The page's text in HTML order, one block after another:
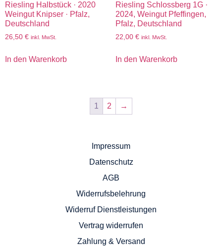
Riesling Halbstück · 2020
Weingut Knipser · Pfalz,
Deutschland
26,50 € inkl. MwSt.
In den Warenkorb
Riesling Schlossberg 1G ·
2024, Weingut Pfeffingen,
Pfalz, Deutschland
22,00 € inkl. MwSt.
In den Warenkorb
1 2 →
Impressum
Datenschutz
AGB
Widerrufsbelehrung
Widerruf Dienstleistungen
Vertrag widerrufen
Zahlung & Versand